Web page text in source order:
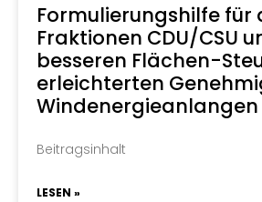
Formulierungshilfe für
Fraktionen CDU/CSU
besseren Flächen-
erleichterten
Windenergieanlangen
Beitragsinhalt
LESEN »